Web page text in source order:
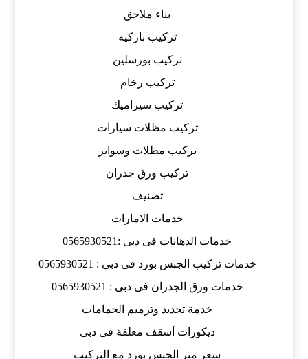
بناء ملاحق
تركيب باركيه
تركيب بورسلين
تركيب رخام
تركيب سيراميك
تركيب مظلات سيارات
تركيب مظلات وسواتر
تركيب ورق جدران
تصنيف
خدمات الامارات
خدمات الدهانات فى دبى :0565930521
خدمات تركيب الجبس بورد فى دبى : 0565930521
خدمات ورق الجدران فى دبى : 0565930521
خدمة تجديد وترميم الحمامات
ديكورات أسقف معلقة فى دبى
سعر متر الجبس بورد مع التركيب